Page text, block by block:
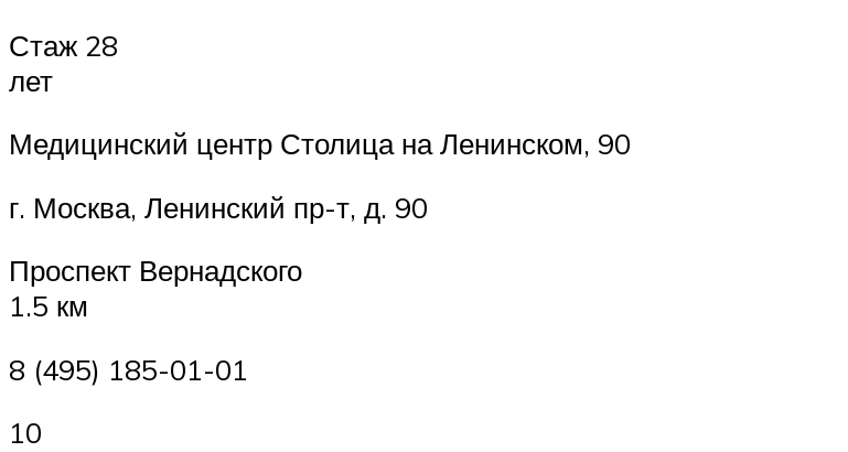
Стаж 28
лет
Медицинский центр Столица на Ленинском, 90
г. Москва, Ленинский пр-т, д. 90
Проспект Вернадского
1.5 км
8 (495) 185-01-01
10